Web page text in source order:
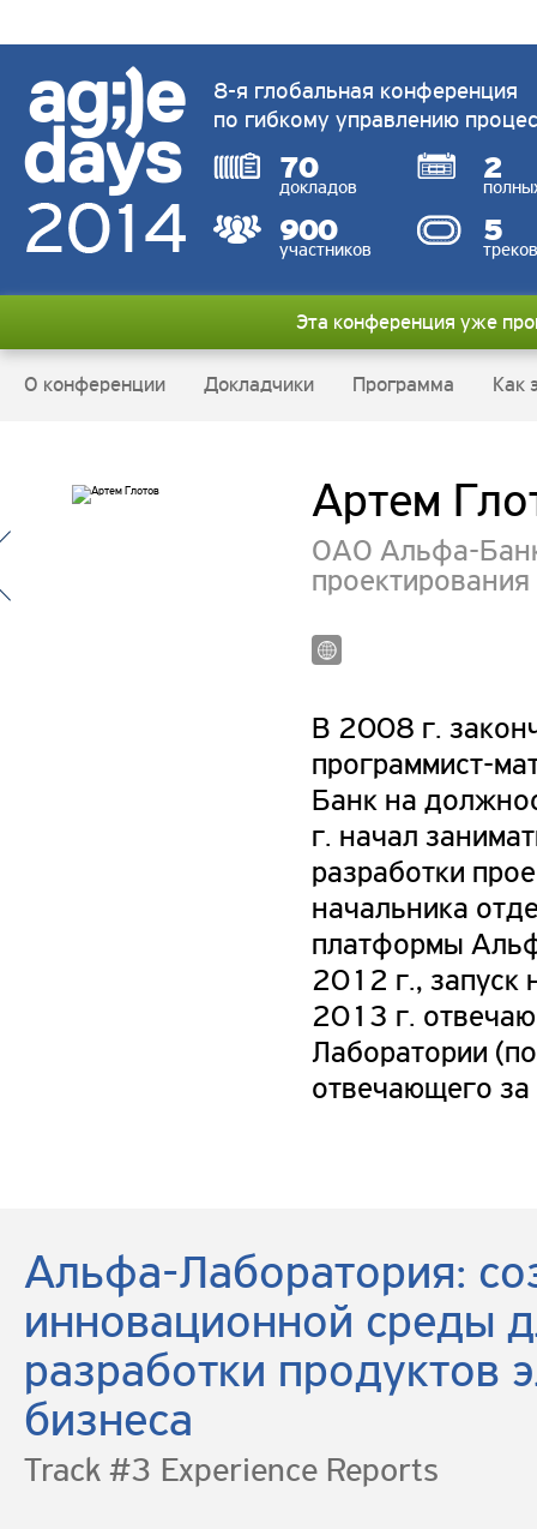
8-я глобальная конференция
по гибкому управлению
70
докладов 2
900
участников 5
треков
Эта конференция уже
О конференции Докладчики Программа Как
Артем
ОАО Альфа-
В 2008 г.
программист-
Банк на
г. начал
разработки
начальника
платформы
2012 г., запуск
2013 г.
Лаборатории
отвечающего за
Альфа-Лаборатория:
инновационной среды
разработки продуктов
бизнеса
Track #3 Experience Reports